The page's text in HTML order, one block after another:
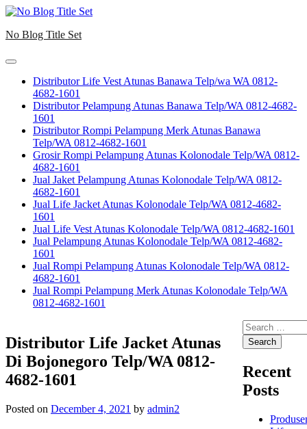
Skip
content
No Blog Title Set
Distributor Life Vest Atunas Banawa Telp/wa WA 0812-
4682-1601
Distributor Pelampung Atunas Banawa Telp/WA 0812-4682-
1601
Distributor Rompi Pelampung Merk Atunas Banawa
Telp/WA 0812-4682-1601
Grosir Rompi Pelampung Atunas Kolonodale Telp/WA 0812-
4682-1601
Jual Jaket Pelampung Atunas Kolonodale Telp/WA 0812-
4682-1601
Jual Life Jacket Atunas Kolonodale Telp/WA 0812-4682-
1601
Jual Life Vest Atunas Kolonodale Telp/WA 0812-4682-1601
Jual Pelampung Atunas Kolonodale Telp/WA 0812-4682-
1601
Jual Rompi Pelampung Atunas Kolonodale Telp/WA 0812-
4682-1601
Jual Rompi Pelampung Merk Atunas Kolonodale Telp/WA
0812-4682-1601
Distributor Life Jacket Atunas
Di Bojonegoro Telp/WA 0812-
4682-1601
Posted on December 4, 2021 by admin2
Search
for:
Recent
Posts